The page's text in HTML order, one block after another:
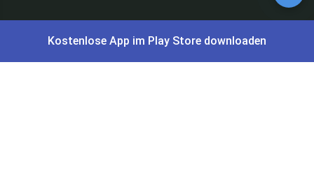
AOK Gratisgeschenke
Kostenlose App im Play Store downloaden